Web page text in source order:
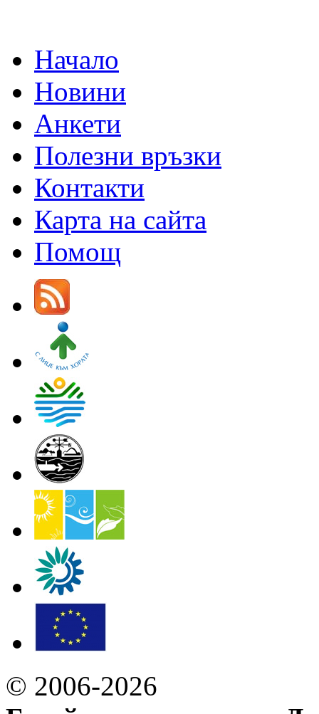
Начало
Новини
Анкети
Полезни връзки
Контакти
Карта на сайта
Помощ
© 2006-2026